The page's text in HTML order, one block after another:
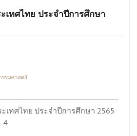
เทศไทย ประจำปีการศึกษา
รมศาสตร์
เทศไทย ประจำปีการศึกษา 2565
4